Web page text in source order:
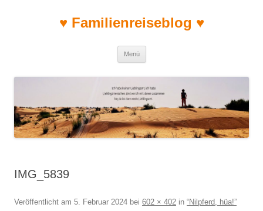
♥ Familienreiseblog ♥
Menü
IMG_5839
Veröffentlicht am 5. Februar 2024 bei 602 × 402 in “Nilpferd, hüa!”